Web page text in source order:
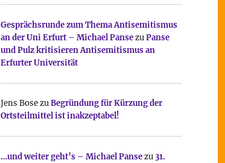
Gesprächsrunde zum Thema Antisemitismus
an der Uni Erfurt – Michael PansezuPanse
und Pulz kritisieren Antisemitismus an
Erfurter Universität
Jens BosezuBegründung für Kürzung der
Ortsteilmittel ist inakzeptabel!
…und weiter geht’s – Michael Pansezu31.